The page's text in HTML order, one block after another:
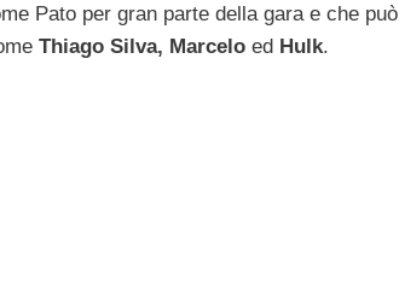
Pato per gran parte della gara e che può
Thiago Silva, Marcelo ed Hulk.